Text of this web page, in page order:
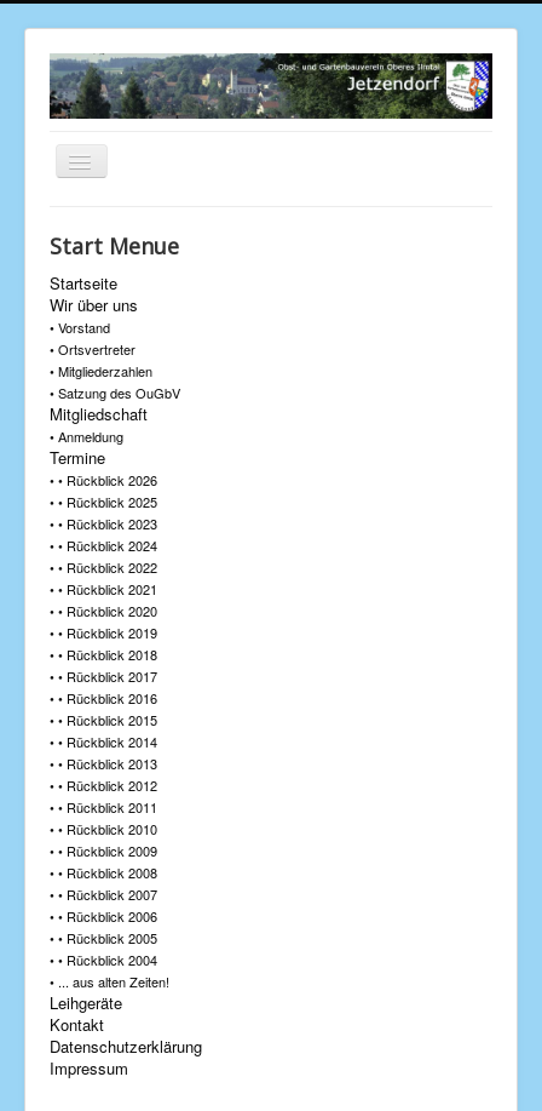
Navigation
Aktuelle Seite:
Start Menue
Startseite
Wir über uns
• Vorstand
• Ortsvertreter
• Mitgliederzahlen
• Satzung des OuGbV
Mitgliedschaft
• Anmeldung
Termine
• • Rückblick 2026
• • Rückblick 2025
• • Rückblick 2023
• • Rückblick 2024
• • Rückblick 2022
• • Rückblick 2021
• • Rückblick 2020
• • Rückblick 2019
• • Rückblick 2018
• • Rückblick 2017
• • Rückblick 2016
• • Rückblick 2015
• • Rückblick 2014
• • Rückblick 2013
• • Rückblick 2012
• • Rückblick 2011
• • Rückblick 2010
• • Rückblick 2009
• • Rückblick 2008
• • Rückblick 2007
• • Rückblick 2006
• • Rückblick 2005
• • Rückblick 2004
• ... aus alten Zeiten!
Leihgeräte
Kontakt
Datenschutzerklärung
Impressum